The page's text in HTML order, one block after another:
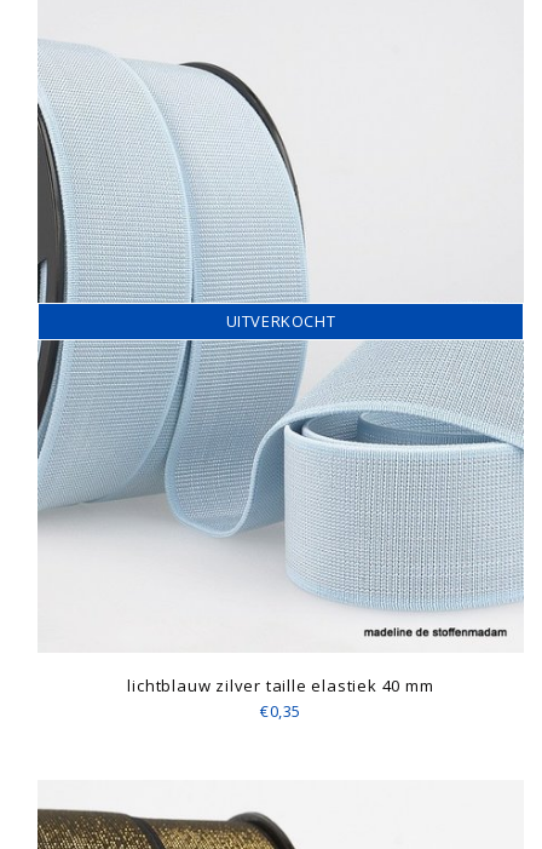
UITVERKOCHT
lichtblauw zilver taille elastiek 40 mm
€0,35